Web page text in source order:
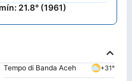
mín: 21.8° (1961)
Tempo di Banda Aceh +31°